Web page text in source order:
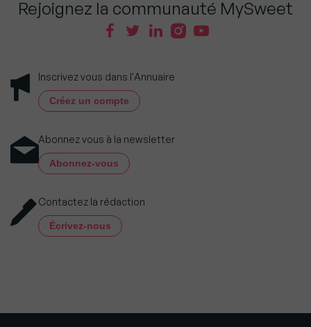
Rejoignez la communauté MySweet
Inscrivez vous dans l'Annuaire
Créez un compte
Abonnez vous à la newsletter
Abonnez-vous
Contactez la rédaction
Écrivez-nous